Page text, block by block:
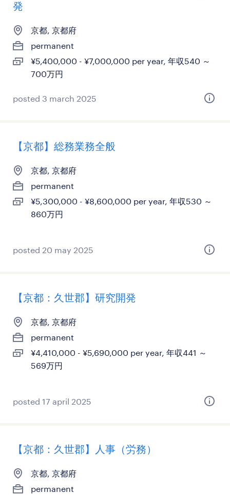
発
京都, 京都府
permanent
¥5,400,000 - ¥7,000,000 per year, 年収540 ～
700万円
posted 3 march 2025
【京都】総務業務全般
京都, 京都府
permanent
¥5,300,000 - ¥8,600,000 per year, 年収530 ～
860万円
posted 20 may 2025
【京都：久世郡】研究開発
京都, 京都府
permanent
¥4,410,000 - ¥5,690,000 per year, 年収441 ～
569万円
posted 17 april 2025
【京都：久世郡】人事（労務）
京都, 京都府
permanent